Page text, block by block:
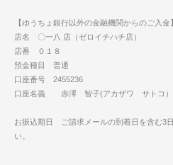
【ゆうちょ銀行以外の金融機関からのご入金】
店名 〇一八 店（ゼロイチハチ店）
店番 ０１８
預金種目 普通
口座番号 2455236
口座名義 赤澤 智子(アカザワ サトコ）
お振込期日 ご請求メールの到着日を含む3
い。